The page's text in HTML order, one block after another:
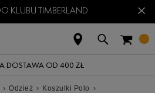
KLUBU TIMBERLAND ×
DOSTAWA OD 400 ZŁ
› Odzież › Koszulki Polo ›